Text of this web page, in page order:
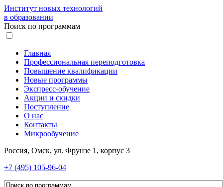
Институт новых технологий
в образовании
Поиск по программам
Главная
Профессиональная переподготовка
Повышение квалификации
Новые программы
Экспресс-обучение
Акции и скидки
Поступление
О нас
Контакты
Микрообучение
Россия, Омск, ул. Фрунзе 1, корпус 3
+7 (495) 105-96-04